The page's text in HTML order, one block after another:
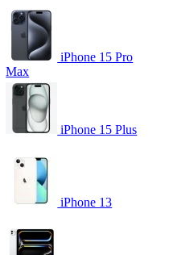
iPhone 15 Pro
Max
iPhone 15 Plus
iPhone 13